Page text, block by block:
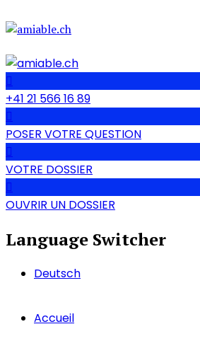
+41 21 566 16 89
POSER VOTRE QUESTION
VOTRE DOSSIER
OUVRIR UN DOSSIER
Language Switcher
Deutsch
Accueil